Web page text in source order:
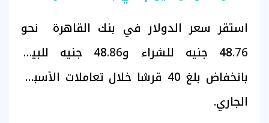
استقر سعر الدولار في بنك القاهرة نحو
48.76 جنيه للشراء و48.86
جنيه للبيع،
بانخفاض بلغ 40 قرشا خلال تعاملات الأسبوع
الجاري.